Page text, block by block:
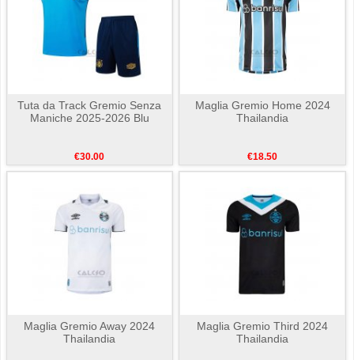
Tuta da Track Gremio Senza
Maniche 2025-2026 Blu
€30.00
Maglia Gremio Home 2024
Thailandia
€18.50
Maglia Gremio Away 2024
Thailandia
Maglia Gremio Third 2024
Thailandia